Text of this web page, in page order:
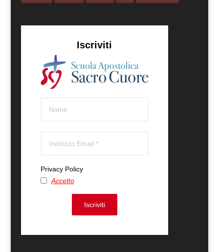
Iscriviti
Privacy Policy
Accetto
Iscriviti